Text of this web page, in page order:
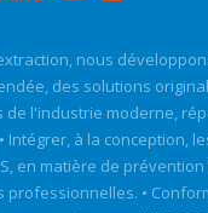
nous
des solutions
de l'industrie moderne,
Intégrer, à la conception,
en matière de
•